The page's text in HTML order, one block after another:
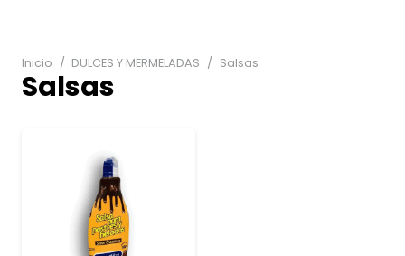
Inicio / DULCES Y MERMELADAS / Salsas
Salsas